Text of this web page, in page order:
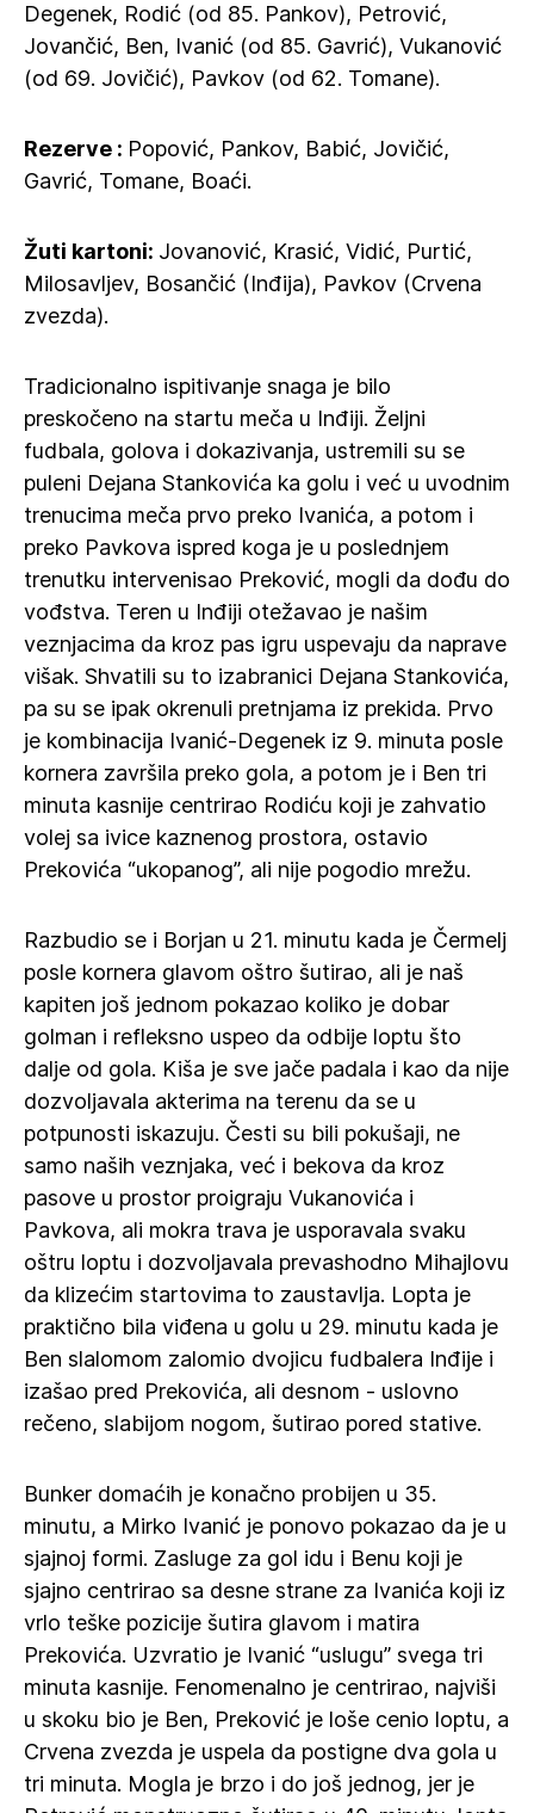
Degenek, Rodić (od 85. Pankov), Petrović,
Jovančić, Ben, Ivanić (od 85. Gavrić), Vukanović
(od 69. Jovičić), Pavkov (od 62. Tomane).
Rezerve : Popović, Pankov, Babić, Jovičić,
Gavrić, Tomane, Boaći.
Žuti kartoni: Jovanović, Krasić, Vidić, Purtić,
Milosavljev, Bosančić (Inđija), Pavkov (Crvena
zvezda).
Tradicionalno ispitivanje snaga je bilo
preskočeno na startu meča u Inđiji. Željni
fudbala, golova i dokazivanja, ustremili su se
puleni Dejana Stankovića ka golu i već u uvodnim
trenucima meča prvo preko Ivanića, a potom i
preko Pavkova ispred koga je u poslednjem
trenutku intervenisao Preković, mogli da dođu do
vođstva. Teren u Inđiji otežavao je našim
veznjacima da kroz pas igru uspevaju da naprave
višak. Shvatili su to izabranici Dejana Stankovića,
pa su se ipak okrenuli pretnjama iz prekida. Prvo
je kombinacija Ivanić-Degenek iz 9. minuta posle
kornera završila preko gola, a potom je i Ben tri
minuta kasnije centrirao Rodiću koji je zahvatio
volej sa ivice kaznenog prostora, ostavio
Prekovića “ukopanog”, ali nije pogodio mrežu.
Razbudio se i Borjan u 21. minutu kada je Čermelj
posle kornera glavom oštro šutirao, ali je naš
kapiten još jednom pokazao koliko je dobar
golman i refleksno uspeo da odbije loptu što
dalje od gola. Kiša je sve jače padala i kao da nije
dozvoljavala akterima na terenu da se u
potpunosti iskazuju. Česti su bili pokušaji, ne
samo naših veznjaka, već i bekova da kroz
pasove u prostor proigraju Vukanovića i
Pavkova, ali mokra trava je usporavala svaku
oštru loptu i dozvoljavala prevashodno Mihajlovu
da klizećim startovima to zaustavlja. Lopta je
praktično bila viđena u golu u 29. minutu kada je
Ben slalomom zalomio dvojicu fudbalera Inđije i
izašao pred Prekovića, ali desnom - uslovno
rečeno, slabijom nogom, šutirao pored stative.
Bunker domaćih je konačno probijen u 35.
minutu, a Mirko Ivanić je ponovo pokazao da je u
sjajnoj formi. Zasluge za gol idu i Benu koji je
sjajno centrirao sa desne strane za Ivanića koji iz
vrlo teške pozicije šutira glavom i matira
Prekovića. Uzvratio je Ivanić “uslugu” svega tri
minuta kasnije. Fenomenalno je centrirao, najviši
u skoku bio je Ben, Preković je loše cenio loptu, a
Crvena zvezda je uspela da postigne dva gola u
tri minuta. Mogla je brzo i do još jednog, jer je